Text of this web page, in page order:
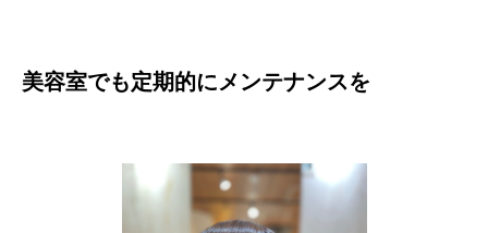
美容室でも定期的にメンテナンスを